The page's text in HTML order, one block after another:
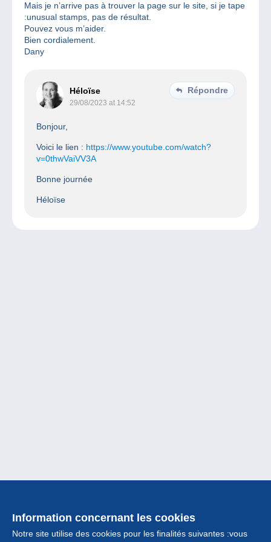
Mais je n’arrive pas à trouver la page sur le site, si je tape
:unusual stamps, pas de résultat.
Pouvez vous m’aider.
Bien cordialement.
Dany
Héloïse
29/08/2023 at 14:52
Répondre
Bonjour,
Voici le lien : https://www.youtube.com/watch?
v=0thwVaiVV3A
Bonne journée
Héloïse
Information concernant les cookies
Notre site utilise des cookies pour les finalités suivantes :vous